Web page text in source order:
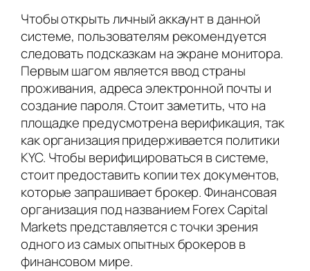
Чтобы открыть личный аккаунт в данной
системе, пользователям рекомендуется
следовать подсказкам на экране монитора.
Первым шагом является ввод страны
проживания, адреса электронной почты и
создание пароля. Стоит заметить, что на
площадке предусмотрена верификация, так
как организация придерживается политики
KYC. Чтобы верифицироваться в системе,
стоит предоставить копии тех документов,
которые запрашивает брокер. Финансовая
организация под названием Forex Capital
Markets представляется с точки зрения
одного из самых опытных брокеров в
финансовом мире.